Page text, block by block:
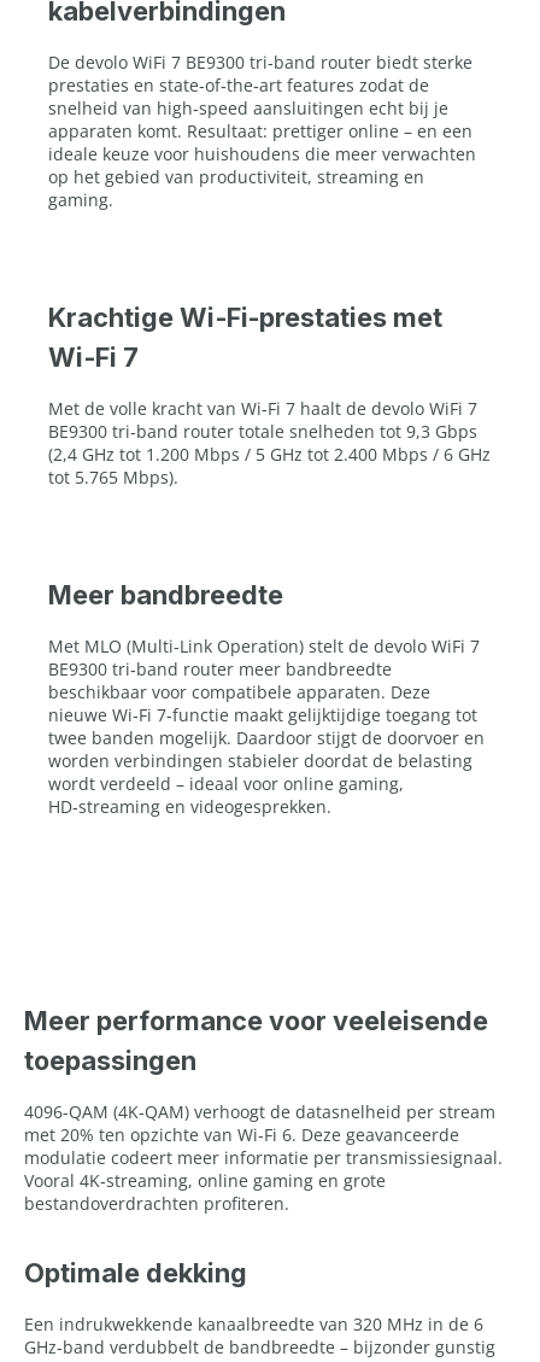
kabelverbindingen
De devolo WiFi 7 BE9300 tri‑band router biedt sterke
prestaties en state‑of‑the‑art features zodat de
snelheid van high‑speed aansluitingen echt bij je
apparaten komt. Resultaat: prettiger online – en een
ideale keuze voor huishoudens die meer verwachten
op het gebied van productiviteit, streaming en
gaming.
Krachtige Wi‑Fi-prestaties met
Wi‑Fi 7
Met de volle kracht van Wi‑Fi 7 haalt de devolo WiFi 7
BE9300 tri‑band router totale snelheden tot 9,3 Gbps
(2,4 GHz tot 1.200 Mbps / 5 GHz tot 2.400 Mbps / 6 GHz
tot 5.765 Mbps).
Meer bandbreedte
Met MLO (Multi‑Link Operation) stelt de devolo WiFi 7
BE9300 tri‑band router meer bandbreedte
beschikbaar voor compatibele apparaten. Deze
nieuwe Wi‑Fi 7‑functie maakt gelijktijdige toegang tot
twee banden mogelijk. Daardoor stijgt de doorvoer en
worden verbindingen stabieler doordat de belasting
wordt verdeeld – ideaal voor online gaming,
HD‑streaming en videogesprekken.
Meer performance voor veeleisende
toepassingen
4096‑QAM (4K‑QAM) verhoogt de datasnelheid per stream
met 20% ten opzichte van Wi‑Fi 6. Deze geavanceerde
modulatie codeert meer informatie per transmissiesignaal.
Vooral 4K‑streaming, online gaming en grote
bestandoverdrachten profiteren.
Optimale dekking
Een indrukwekkende kanaalbreedte van 320 MHz in de 6
GHz‑band verdubbelt de bandbreedte – bijzonder gunstig